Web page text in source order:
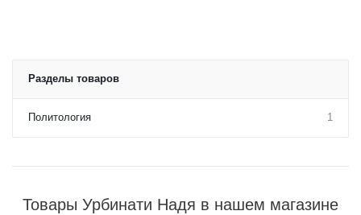
Разделы товаров
Политология 1
Товары Урбинати Надя в нашем магазине